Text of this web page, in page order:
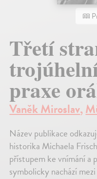
Třetí
praxe
Vaněk Miroslav,
Název publikace
historika Michaela
přístupem ke vnímání a
symbolicky nachází